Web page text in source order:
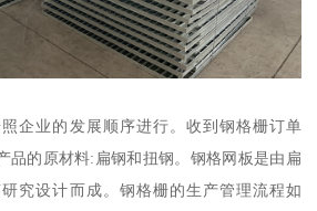
企业的发展顺序进行。收到钢格栅订单
品的原材料:扁钢和扭钢。钢格网板是由扁
究设计而成。钢格栅的生产管理流程如